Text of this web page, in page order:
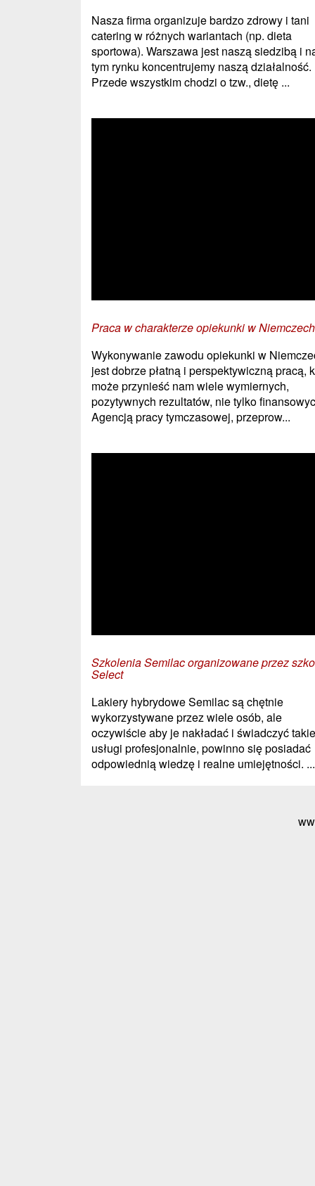
Nasza firma organizuje bardzo zdrowy i tani
catering w różnych wariantach (np. dieta
sportowa). Warszawa jest naszą siedzibą i
tym rynku koncentrujemy naszą działalność.
Przede wszystkim chodzi o tzw., dietę ...
Praca w charakterze opiekunki w Niemczech
Wykonywanie zawodu opiekunki w
jest dobrze płatną i perspektywiczną pracą,
może przynieść nam wiele wymiernych,
pozytywnych rezultatów, nie tylko
Agencją pracy tymczasowej, przeprow...
Szkolenia Semilac organizowane przez
Select
Lakiery hybrydowe Semilac są chętnie
wykorzystywane przez wiele osób, ale
oczywiście aby je nakładać i świadczyć takie
usługi profesjonalnie, powinno się posiadać
odpowiednią wiedzę i realne umiejętności. ...